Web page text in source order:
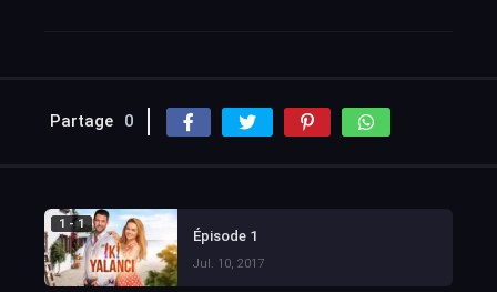
Partage 0
1 - 1
Épisode 1
Jul. 10, 2017